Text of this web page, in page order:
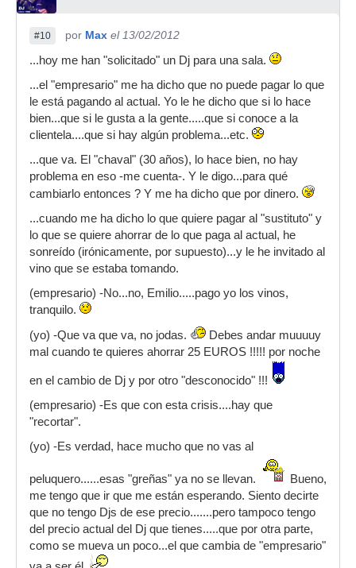
#10 por Max el 13/02/2012
...hoy me han "solicitado" un Dj para una sala.
...el "empresario" me ha dicho que no puede pagar lo que
le está pagando al actual. Yo le he dicho que si lo hace
bien...que si le gusta a la gente.....que si conoce a la
clientela....que si hay algún problema...etc.
...que va. El "chaval" (30 años), lo hace bien, no hay
problema en eso -me cuenta-. Y le digo...para qué
cambiarlo entonces ? Y me ha dicho que por dinero.
...cuando me ha dicho lo que quiere pagar al "sustituto" y
lo que se quiere ahorrar de lo que paga al actual, he
sonreído (irónicamente, por supuesto)...y le he invitado al
vino que se estaba tomando.
(empresario) -No...no, Emilio.....pago yo los vinos,
tranquilo.
(yo) -Que va que va, no jodas.
Debes andar muuuuy
mal cuando te quieres ahorrar 25 EUROS !!!!! por noche
en el cambio de Dj y por otro "desconocido" !!!
(empresario) -Es que con esta crisis....hay que
"recortar".
(yo) -Es verdad, hace mucho que no vas al
peluquero......esas "greñas" ya no se llevan.
Bueno,
me tengo que ir que me están esperando. Siento decirte
que no tengo Djs de ese precio.......pero tampoco tengo
del precio actual del Dj que tienes.....que por otra parte,
como se mueva un poco...el que cambia de "empresario"